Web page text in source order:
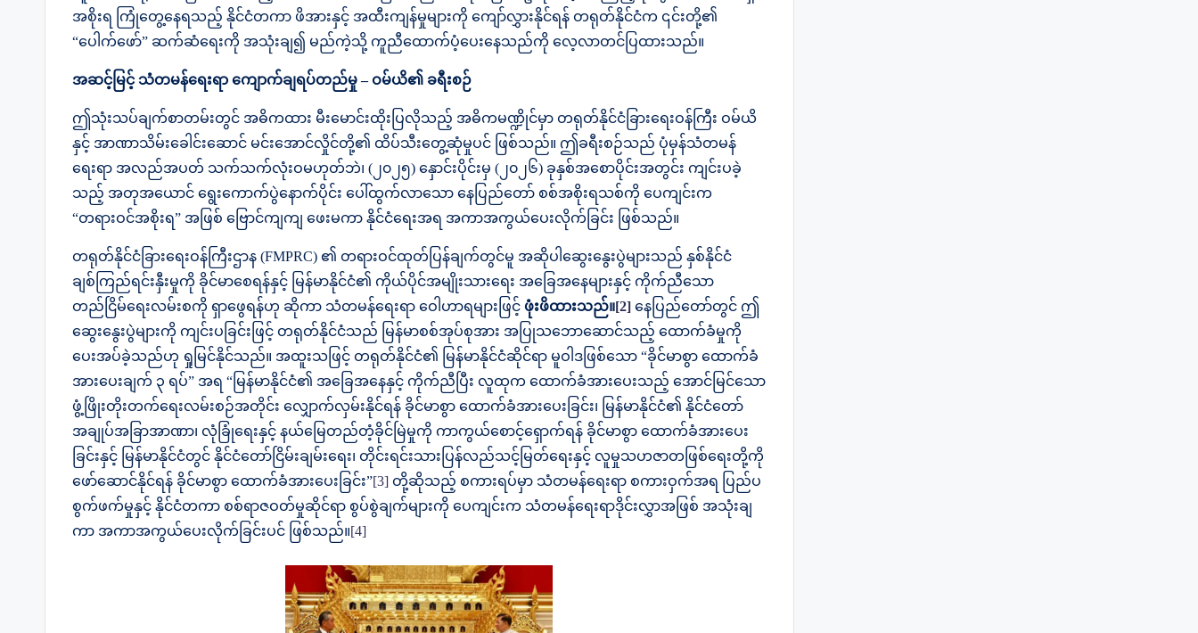
အစိုးရ ကြုံတွေ့နေရသည့် နိုင်ငံတကာ ဖိအားနှင့် အထီးကျန်မှုများကို ကျော်လွှားနိုင်ရန် တရုတ်နိုင်ငံက ၎င်းတို့၏
“ပေါက်ဖော်” ဆက်ဆံရေးကို အသုံးချ၍ မည်ကဲ့သို့ ကူညီထောက်ပံ့ပေးနေသည်ကို လေ့လာတင်ပြထားသည်။
အဆင့်မြင့် သံတမန်ရေးရာ ကျောက်ချရပ်တည်မှု – ဝမ်ယိ၏ ခရီးစဉ်
ဤသုံးသပ်ချက်စာတမ်းတွင် အဓိကထား မီးမောင်းထိုးပြလိုသည့် အဓိကမဏ္ဍိုင်မှာ တရုတ်နိုင်ငံခြားရေးဝန်ကြီး ဝမ်ယိ
နှင့် အာဏာသိမ်းခေါင်းဆောင် မင်းအောင်လှိုင်တို့၏ ထိပ်သီးတွေ့ဆုံမှုပင် ဖြစ်သည်။ ဤခရီးစဉ်သည် ပုံမှန်သံတမန်
ရေးရာ အလည်အပတ် သက်သက်လုံးဝမဟုတ်ဘဲ၊ (၂၀၂၅) နှောင်းပိုင်းမှ (၂၀၂၆) ခုနှစ်အစောပိုင်းအတွင်း ကျင်းပခဲ့
သည့် အတုအယောင် ရွေးကောက်ပွဲနောက်ပိုင်း ပေါ်ထွက်လာသော နေပြည်တော် စစ်အစိုးရသစ်ကို ပေကျင်းက
“တရားဝင်အစိုးရ” အဖြစ် ဗြောင်ကျကျ ဖေးမကာ နိုင်ငံရေးအရ အကာအကွယ်ပေးလိုက်ခြင်း ဖြစ်သည်။
တရုတ်နိုင်ငံခြားရေးဝန်ကြီးဌာန (FMPRC) ၏ တရားဝင်ထုတ်ပြန်ချက်တွင်မူ အဆိုပါဆွေးနွေးပွဲများသည် နှစ်နိုင်ငံ
ချစ်ကြည်ရင်းနှီးမှုကို ခိုင်မာစေရန်နှင့် မြန်မာနိုင်ငံ၏ ကိုယ်ပိုင်အမျိုးသားရေး အခြေအနေများနှင့် ကိုက်ညီသော
တည်ငြိမ်ရေးလမ်းစကို ရှာဖွေရန်ဟု ဆိုကာ သံတမန်ရေးရာ ဝေါဟာရများဖြင့် ဖုံးဖိထားသည်။[2] နေပြည်တော်တွင် ဤ
ဆွေးနွေးပွဲများကို ကျင်းပခြင်းဖြင့် တရုတ်နိုင်ငံသည် မြန်မာစစ်အုပ်စုအား အပြုသဘောဆောင်သည့် ထောက်ခံမှုကို
ပေးအပ်ခဲ့သည်ဟု ရှုမြင်နိုင်သည်။ အထူးသဖြင့် တရုတ်နိုင်ငံ၏ မြန်မာနိုင်ငံဆိုင်ရာ မူဝါဒဖြစ်သော “ခိုင်မာစွာ ထောက်ခံ
အားပေးချက် ၃ ရပ်” အရ “မြန်မာနိုင်ငံ၏ အခြေအနေနှင့် ကိုက်ညီပြီး လူထုက ထောက်ခံအားပေးသည့် အောင်မြင်သော
ဖွံ့ဖြိုးတိုးတက်ရေးလမ်းစဉ်အတိုင်း လျှောက်လှမ်းနိုင်ရန် ခိုင်မာစွာ ထောက်ခံအားပေးခြင်း၊ မြန်မာနိုင်ငံ၏ နိုင်ငံတော်
အချုပ်အခြာအာဏာ၊ လုံခြုံရေးနှင့် နယ်မြေတည်တံ့ခိုင်မြဲမှုကို ကာကွယ်စောင့်ရှောက်ရန် ခိုင်မာစွာ ထောက်ခံအားပေး
ခြင်းနှင့် မြန်မာနိုင်ငံတွင် နိုင်ငံတော်ငြိမ်းချမ်းရေး၊ တိုင်းရင်းသားပြန်လည်သင့်မြတ်ရေးနှင့် လူမှုသဟဇာတဖြစ်ရေးတို့ကို
ဖော်ဆောင်နိုင်ရန် ခိုင်မာစွာ ထောက်ခံအားပေးခြင်း”[3] တို့ဆိုသည့် စကားရပ်မှာ သံတမန်ရေးရာ စကားဝှက်အရ ပြည်ပ
စွက်ဖက်မှုနှင့် နိုင်ငံတကာ စစ်ရာဇဝတ်မှုဆိုင်ရာ စွပ်စွဲချက်များကို ပေကျင်းက သံတမန်ရေးရာဒိုင်းလွှာအဖြစ် အသုံးချ
ကာ အကာအကွယ်ပေးလိုက်ခြင်းပင် ဖြစ်သည်။[4]